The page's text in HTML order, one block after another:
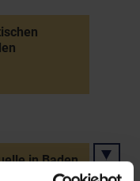
in Baden
(erneuert